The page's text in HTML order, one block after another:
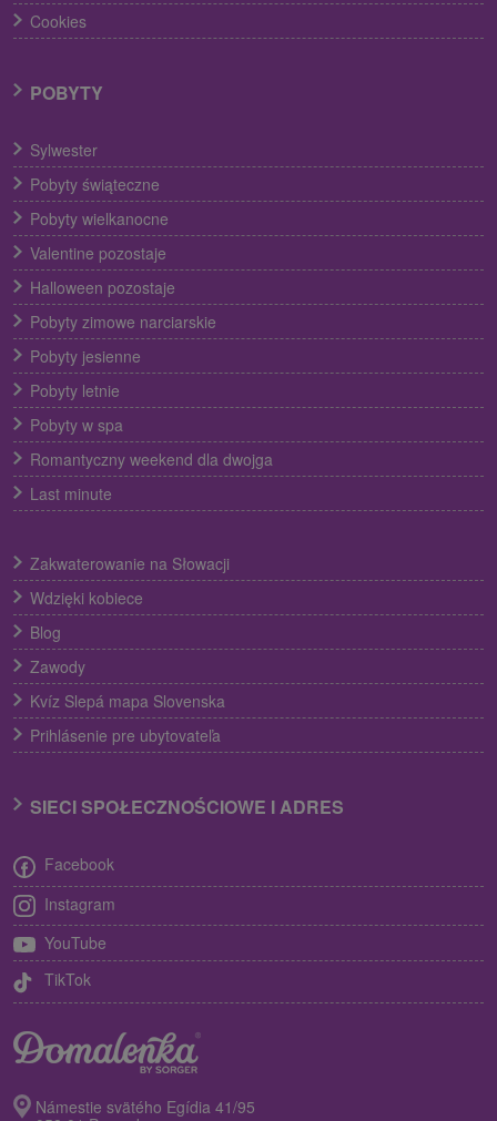
Cookies
POBYTY
Sylwester
Pobyty świąteczne
Pobyty wielkanocne
Valentine pozostaje
Halloween pozostaje
Pobyty zimowe narciarskie
Pobyty jesienne
Pobyty letnie
Pobyty w spa
Romantyczny weekend dla dwojga
Last minute
Zakwaterowanie na Słowacji
Wdzięki kobiece
Blog
Zawody
Kvíz Slepá mapa Slovenska
Prihlásenie pre ubytovateľa
SIECI SPOŁECZNOŚCIOWE I ADRES
Facebook
Instagram
YouTube
TikTok
Námestie svätého Egídia 41/95